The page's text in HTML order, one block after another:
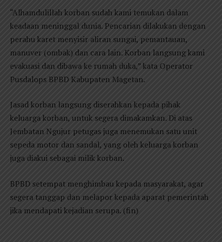
“Alhamdulillah korban sudah kami temukan dalam
keadaan meninggal dunia. Pencarian dilakukan dengan
perahu karet menyisir aliran sungai, pemantauan,
manuver (ombak) dan cara lain. Korban langsung kami
evakuasi dan dibawa ke rumah duka,” kata Operator
Pusdalops BPBD Kabupaten Magetan.
Jasad korban langsung diserahkan kepada pihak
keluarga korban, untuk segera dimakamkan. Di atas
Jembatan Ngujur petugas juga menemukan satu unit
sepeda motor dan sandal, yang oleh keluarga korban
juga diakui sebagai milik korban.
BPBD setempat menghimbau kepada masyarakat, agar
segera tanggap dan melapor kepada aparat pemerintah
jika mendapati kejadian serupa. (fin)